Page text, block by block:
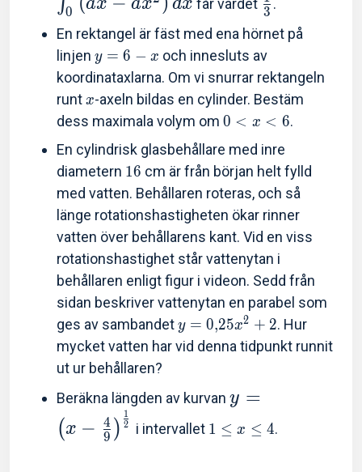
0 ax ax dx får värdet 3 .
En rektangel är fäst med ena hörnet på
linjen y = 6 − x och innesluts av
koordinataxlarna. Om vi snurrar rektangeln
runt x-axeln bildas en cylinder. Bestäm
dess maximala volym om 0 < x < 6.
En cylindrisk glasbehållare med inre
diametern 16 cm är från början helt fylld
med vatten. Behållaren roteras, och så
länge rotationshastigheten ökar rinner
vatten över behållarens kant. Vid en viss
rotationshastighet står vattenytan i
behållaren enligt figur i videon. Sedd från
sidan beskriver vattenytan en parabel som
ges av sambandet y = 0,25x2 + 2. Hur
mycket vatten har vid denna tidpunkt runnit
ut ur behållaren?
Beräkna längden av kurvan y =
(x − 9
4 ) 2
1
i intervallet 1 ≤ x ≤ 4.